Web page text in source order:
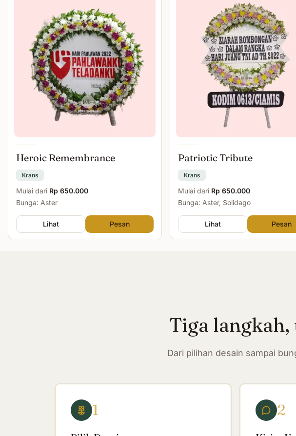
Heroic Remembrance
Krans
Mulai dari Rp 650.000
Bunga: Aster
Lihat Pesan
Patriotic Tribute
Krans
Mulai dari Rp 650.000
Bunga: Aster, Solidago
Lihat Pesan
Tiga
Dari pilihan desain sampai
1 2